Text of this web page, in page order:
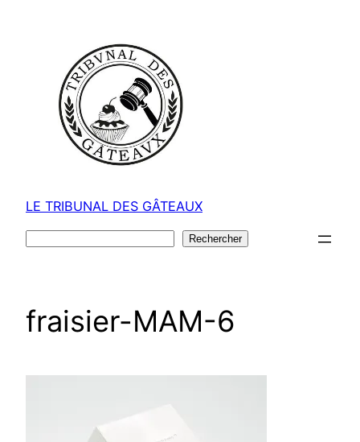
LE TRIBUNAL DES GÂTEAUX
Rechercher
fraisier-MAM-6